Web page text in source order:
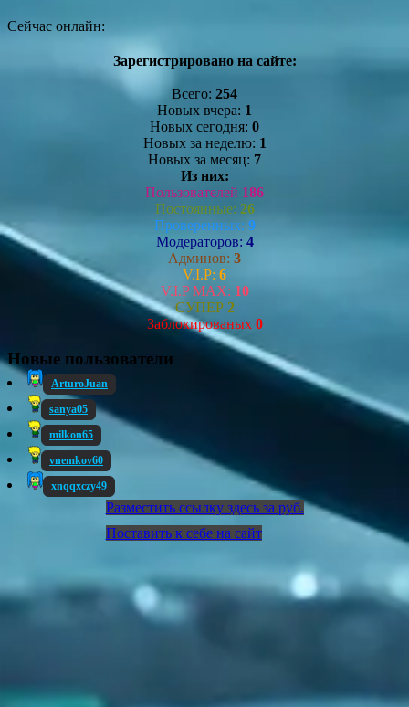
Сейчас онлайн:
Зарегистрировано на сайте:
Всего: 254
Новых вчера: 1
Новых сегодня: 0
Новых за неделю: 1
Новых за месяц: 7
Из них:
Пользователей 186
Постоянные: 26
Проверенных: 9
Модераторов: 4
Админов: 3
V.I.P: 6
V.I.P MAX: 10
СУПЕР 2
Заблокированых 0
Новые пользователи
ArturoJuan
sanya05
milkon65
vnemkov60
xnqqxczy49
Разместить ссылку здесь за руб.
Поставить к себе на сайт